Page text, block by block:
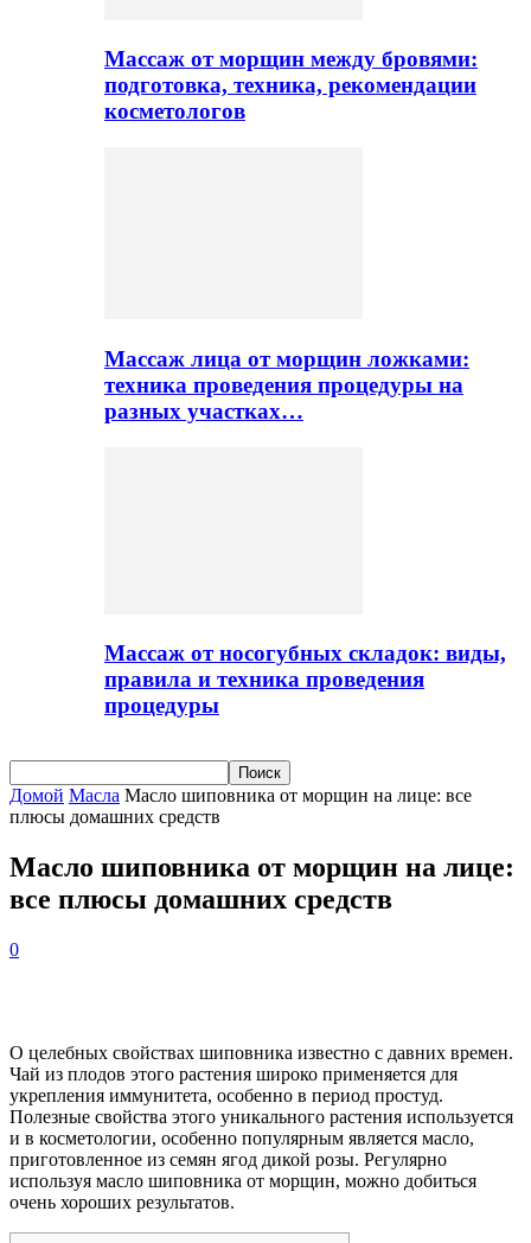
Массаж от морщин между бровями:
подготовка, техника, рекомендации
косметологов
Массаж лица от морщин ложками:
техника проведения процедуры на
разных участках…
Массаж от носогубных складок: виды,
правила и техника проведения
процедуры
Домой Масла Масло шиповника от морщин на лице: все
плюсы домашних средств
Масло шиповника от морщин на лице:
все плюсы домашних средств
0
О целебных свойствах шиповника известно с давних времен.
Чай из плодов этого растения широко применяется для
укрепления иммунитета, особенно в период простуд.
Полезные свойства этого уникального растения используется
и в косметологии, особенно популярным является масло,
приготовленное из семян ягод дикой розы. Регулярно
используя масло шиповника от морщин, можно добиться
очень хороших результатов.